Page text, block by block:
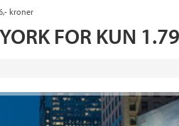
kroner
FOR KUN